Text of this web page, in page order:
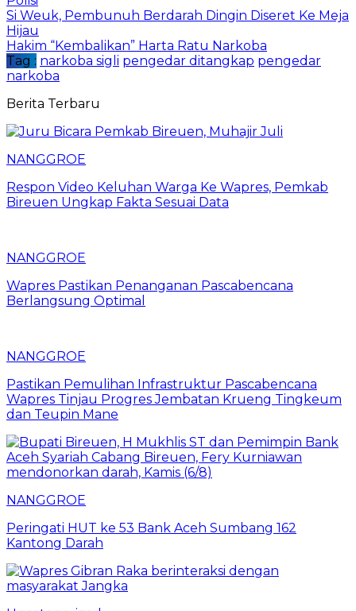
Si Weuk, Pembunuh Berdarah Dingin Diseret Ke Meja
Hijau
Hakim “Kembalikan” Harta Ratu Narkoba
Tag : narkoba sigli pengedar ditangkap pengedar
narkoba
Berita Terbaru
NANGGROE
Respon Video Keluhan Warga Ke Wapres, Pemkab
Bireuen Ungkap Fakta Sesuai Data
NANGGROE
Wapres Pastikan Penanganan Pascabencana
Berlangsung Optimal
NANGGROE
Pastikan Pemulihan Infrastruktur Pascabencana
Wapres Tinjau Progres Jembatan Krueng Tingkeum
dan Teupin Mane
NANGGROE
Peringati HUT ke 53 Bank Aceh Sumbang 162
Kantong Darah